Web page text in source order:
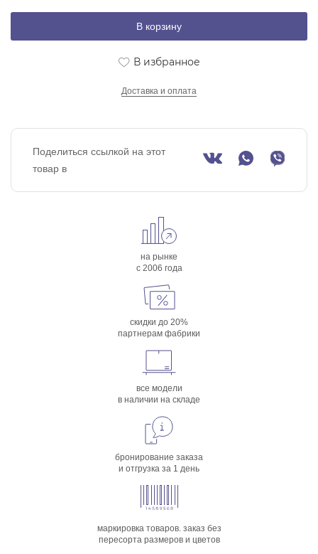
В корзину
В избранное
Доставка и оплата
Поделиться ссылкой на этот
товар в
на рынке
с 2006 года
скидки до 20%
партнерам фабрики
все модели
в наличии на складе
бронирование заказа
и отгрузка за 1 день
маркировка товаров. заказ без
пересорта размеров и цветов